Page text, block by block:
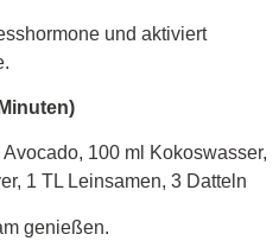
und aktiviert
100 ml Kokoswasser,
1 TL Leinsamen, 3 Datteln
genießen.